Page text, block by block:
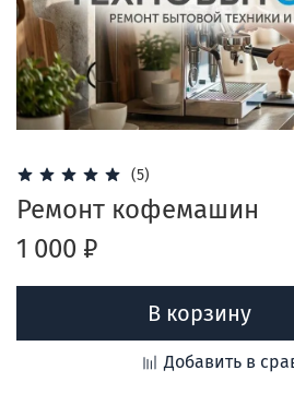
(5)
Ремонт кофемашин
1 000 ₽
В корзину
Добавить в